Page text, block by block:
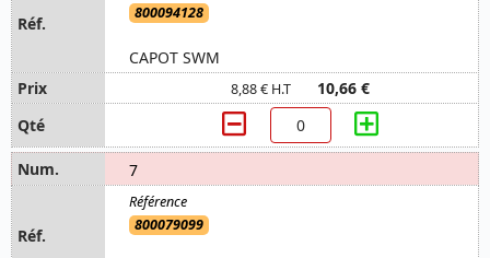
800094128
CAPOT SWM
8,88 € H.T 10,66 €
7
800079099